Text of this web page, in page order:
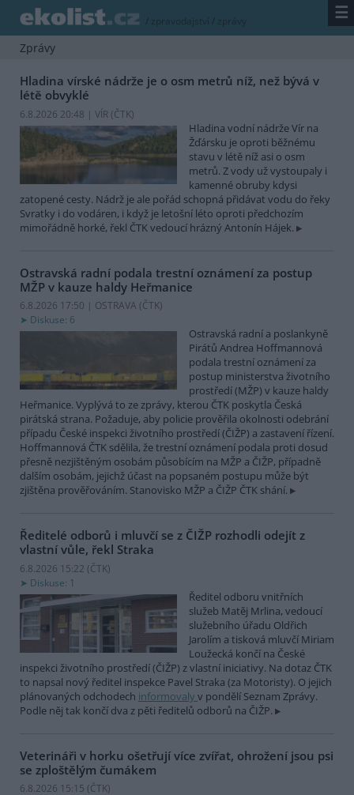
/ zpravodajství / zprávy ☰
Zprávy
Hladina vírské nádrže je o osm metrů níž, než bývá v
létě obvyklé
6.8.2026 20:48 | VÍR (ČTK)
Hladina vodní nádrže Vír na
Žďársku je oproti běžnému
stavu v létě níž asi o osm
metrů. Z vody už vystoupaly i
kamenné obruby kdysi
zatopené cesty. Nádrž je ale pořád schopná přidávat vodu do řeky
Svratky i do vodáren, i když je letošní léto oproti předchozím
mimořádně horké, řekl ČTK vedoucí hrázný Antonín Hájek.
Ostravská radní podala trestní oznámení za postup
MŽP v kauze haldy Heřmanice
6.8.2026 17:50 | OSTRAVA (ČTK)
Diskuse: 6
Ostravská radní a poslankyně
Pirátů Andrea Hoffmannová
podala trestní oznámení za
postup ministerstva životního
prostředí (MŽP) v kauze haldy
Heřmanice. Vyplývá to ze zprávy, kterou ČTK poskytla Česká
pirátská strana. Požaduje, aby policie prověřila okolnosti odebrání
případu České inspekci životního prostředí (ČIŽP) a zastavení řízení.
Hoffmannová ČTK sdělila, že trestní oznámení podala proti dosud
přesně nezjištěným osobám působícím na MŽP a ČIŽP, případně
dalším osobám, jejichž účast na popsaném postupu může být
zjištěna prověřováním. Stanovisko MŽP a ČIŽP ČTK shání.
Ředitelé odborů i mluvčí se z ČIŽP rozhodli odejít z
vlastní vůle, řekl Straka
6.8.2026 15:22 (ČTK)
Diskuse: 1
Ředitel odboru vnitřních
služeb Matěj Mrlina, vedoucí
služebního úřadu Oldřich
Jarolím a tisková mluvčí Miriam
Loužecká končí na České
inspekci životního prostředí (ČIŽP) z vlastní iniciativy. Na dotaz ČTK
to napsal nový ředitel inspekce Pavel Straka (za Motoristy). O jejich
plánovaných odchodech informovaly v pondělí Seznam Zprávy.
Podle něj tak končí dva z pěti ředitelů odborů na ČIŽP.
Veterináři v horku ošetřují více zvířat, ohrožení jsou psi
se zploštělým čumákem
6.8.2026 15:15 (ČTK)